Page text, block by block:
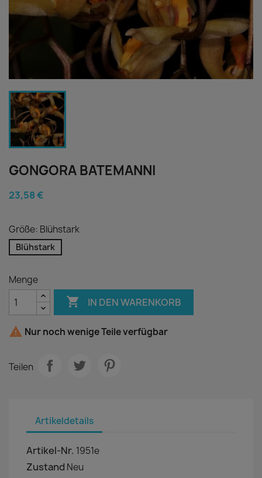
GONGORA BATEMANNI
23,58 €
Größe: Blühstark
Blühstark
Menge
 IN DEN WARENKORB
 Nur noch wenige Teile verfügbar
Teilen
Artikeldetails
Artikel-Nr. 1951e
Zustand Neu